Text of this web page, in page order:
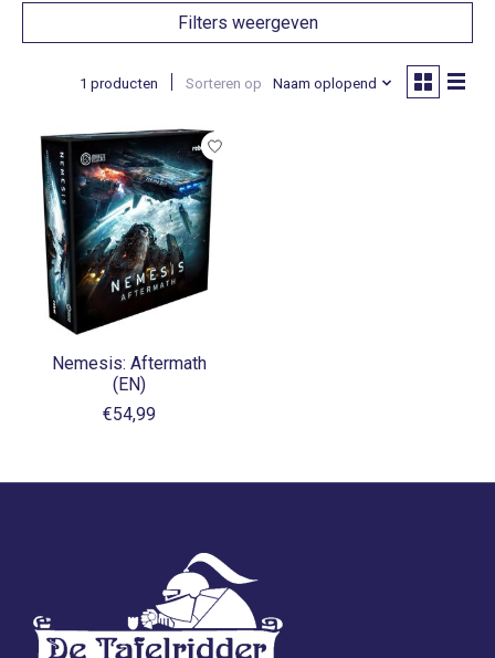
Filters weergeven
1 producten Sorteren op Naam oplopend
Nemesis: Aftermath
(EN)
€54,99